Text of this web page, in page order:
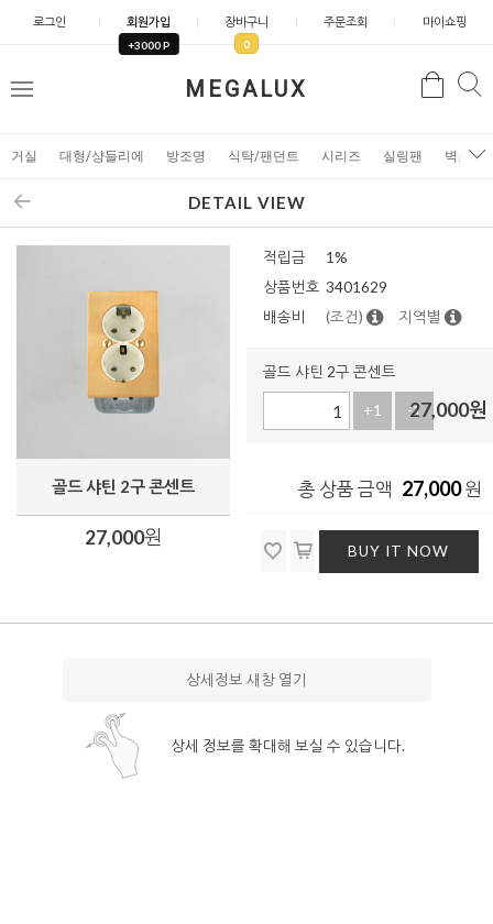
로그인 회원가입
+3000 P
장바구니
0
주문조회 마이쇼핑
MEGALUX
메
검
거실 대형/샹들리에 방조명 식탁/팬던트 시리즈 실링팬 벽조명
DETAIL VIEW
골드 샤틴 2구 콘센트
27,000원
적립금
1%
상품번호 3401629
배송비
(조건) 지역별
골드 샤틴 2구 콘센트
+1 -1
27,000원
총 상품 금액 27,000원
BUY IT NOW
상세정보 새창 열기
상세 정보를 확대해 보실 수 있습니다.